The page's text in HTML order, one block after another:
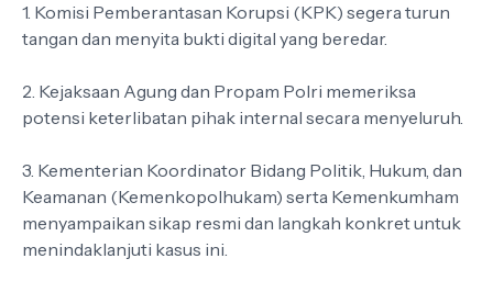
1. Komisi Pemberantasan Korupsi (KPK) segera turun
tangan dan menyita bukti digital yang beredar.
2. Kejaksaan Agung dan Propam Polri memeriksa
potensi keterlibatan pihak internal secara menyeluruh.
3. Kementerian Koordinator Bidang Politik, Hukum, dan
Keamanan (Kemenkopolhukam) serta Kemenkumham
menyampaikan sikap resmi dan langkah konkret untuk
menindaklanjuti kasus ini.